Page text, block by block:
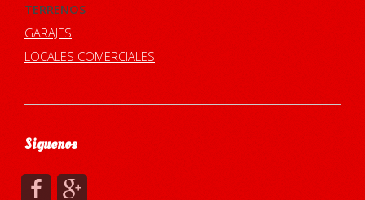
TERRENOS
GARAJES
LOCALES COMERCIALES
Siguenos